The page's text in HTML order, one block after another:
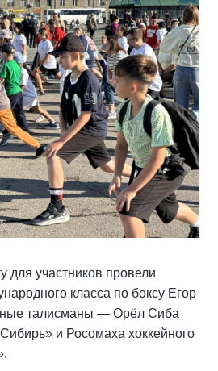
для участников провели
класса по боксу Егор
талисманы — Орёл Сиба
и Росомаха хоккейного